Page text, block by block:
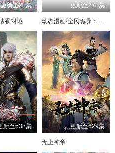
183 184
187 188
191 192
195 196
199 200
143 144
147 148
151 152
155 156
159 160
163 164
167 168
103 104
107 108
111 112
115 116
119 120
123 124
127 128
更新至21集
香对论
更新至271集
动态漫画·全民诡异：开局掌握零元购
新至538集 更新至629集
无上神帝